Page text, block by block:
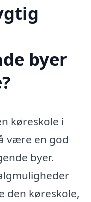
byer
køreskole i
være en god
byer.
den køreskole,